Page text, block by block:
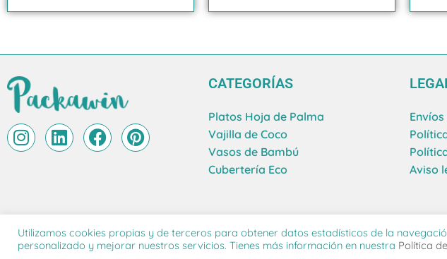
I
n
g
r
L
i
d
i
F
a
o
o
P
i
r
e
CATEGORÍAS
Platos Hoja de Palma
Vajilla de Coco
Vasos de Bambú
Cubertería Eco
Aviso
PACKAWIN 24 S.L. © 2026 | Todos los derechos reservados
Utilizamos cookies propias y de terceros para obtener datos estadísticos de la
personalizado y mejorar nuestros servicios. Tienes más información en nuestra Política